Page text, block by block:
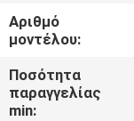
ΠΟΙΟΤΙΚΌΣ
ΈΛΕΓΧΟΣ
Αριθμό
μοντέλου:
Ποσότητα
παραγγελίας
min: